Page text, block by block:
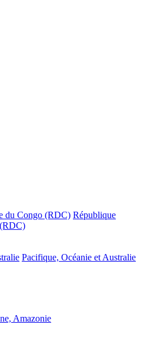
du Congo (RDC) République
Pacifique, Océanie et Australie
Amazonie